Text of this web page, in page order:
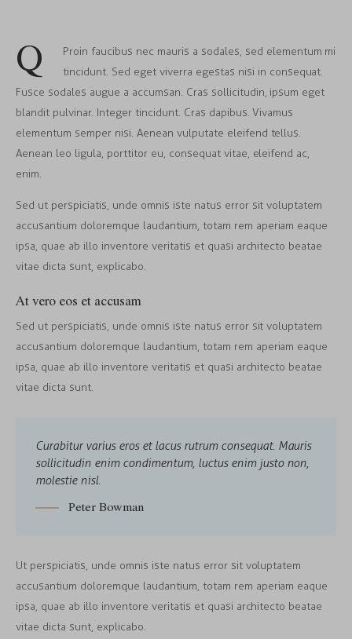
Q
Proin faucibus nec mauris a sodales, sed elementum mi
tincidunt. Sed eget viverra egestas nisi in consequat.
Fusce sodales augue a accumsan. Cras sollicitudin, ipsum eget
blandit pulvinar. Integer tincidunt. Cras dapibus. Vivamus
elementum semper nisi. Aenean vulputate eleifend tellus.
Aenean leo ligula, porttitor eu, consequat vitae, eleifend ac,
enim.
Sed ut perspiciatis, unde omnis iste natus error sit voluptatem
accusantium doloremque laudantium, totam rem aperiam eaque
ipsa, quae ab illo inventore veritatis et quasi architecto beatae
vitae dicta sunt, explicabo.
At vero eos et accusam
Sed ut perspiciatis, unde omnis iste natus error sit voluptatem
accusantium doloremque laudantium, totam rem aperiam eaque
ipsa, quae ab illo inventore veritatis et quasi architecto beatae
vitae dicta sunt.
Curabitur varius eros et lacus rutrum consequat. Mauris
sollicitudin enim condimentum, luctus enim justo non,
molestie nisl.
Peter Bowman
Ut perspiciatis, unde omnis iste natus error sit voluptatem
accusantium doloremque laudantium, totam rem aperiam eaque
ipsa, quae ab illo inventore veritatis et quasi architecto beatae
vitae dicta sunt, explicabo.